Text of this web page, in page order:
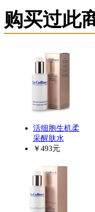
购买过此
活细胞生机柔
采醒肤水
￥493元